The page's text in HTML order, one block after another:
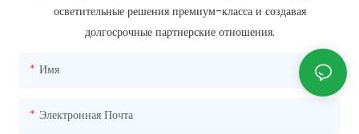
осветительные решения премиум-класса и создавая
долгосрочные партнерские отношения.
Имя
Электронная Почта